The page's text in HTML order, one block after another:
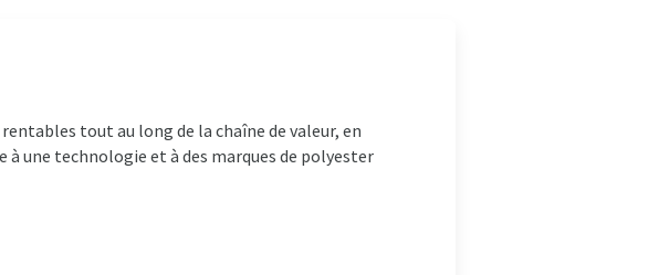
tout au long de la chaîne de valeur, en
une technologie et à des marques de polyester